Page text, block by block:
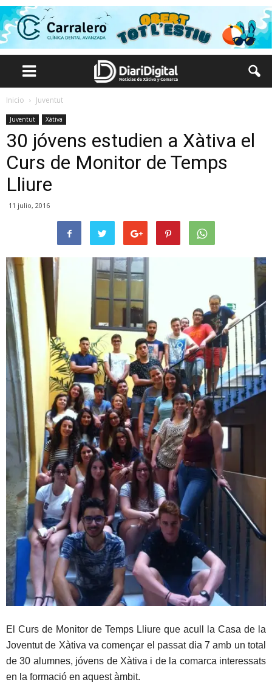
Inicio Juventut
Juventut Xàtiva
30 jóvens estudien a Xàtiva el
Curs de Monitor de Temps
Lliure
11 julio, 2016
El Curs de Monitor de Temps Lliure que acull la Casa de la
Joventut de Xàtiva va començar el passat dia 7 amb un total
de 30 alumnes, jóvens de Xàtiva i de la comarca interessats
en la formació en aquest àmbit.